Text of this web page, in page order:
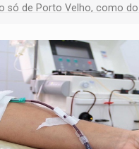
só de Porto Velho, como